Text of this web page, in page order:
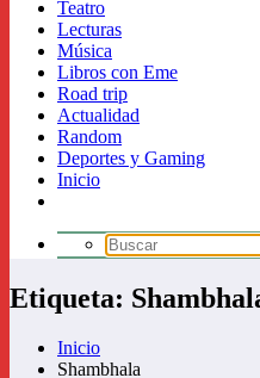
Teatro
Lecturas
Música
Libros con Eme
Road trip
Actualidad
Random
Deportes y Gaming
Inicio
Etiqueta:
Inicio
Shambhala